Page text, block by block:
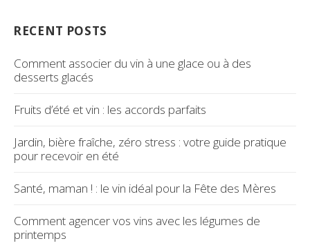
RECENT POSTS
Comment associer du vin à une glace ou à des
desserts glacés
Fruits d’été et vin : les accords parfaits
Jardin, bière fraîche, zéro stress : votre guide pratique
pour recevoir en été
Santé, maman ! : le vin idéal pour la Fête des Mères
Comment agencer vos vins avec les légumes de
printemps